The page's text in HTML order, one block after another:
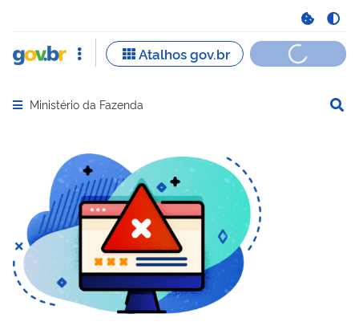
Abrir menu principal de navegação
Ministério da Fazenda